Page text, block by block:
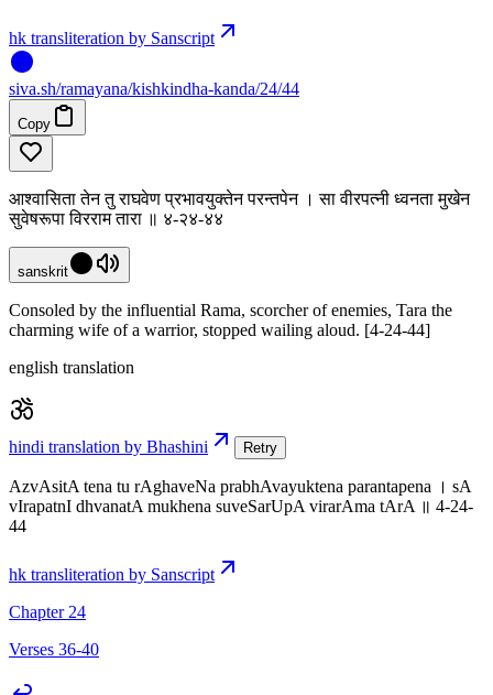
hk transliteration by Sanscript
siva.sh/ramayana/kishkindha-kanda/24/44
Copy
आश्वासिता तेन तु राघवेण प्रभावयुक्तेन परन्तपेन । सा वीरपत्नी ध्वनता मुखेन
सुवेषरूपा विरराम तारा ॥ ४-२४-४४
sanskrit
Consoled by the influential Rama, scorcher of enemies, Tara the
charming wife of a warrior, stopped wailing aloud. [4-24-44]
english translation
hindi translation by Bhashini Retry
AzvAsitA tena tu rAghaveNa prabhAvayuktena parantapena । sA
vIrapatnI dhvanatA mukhena suveSarUpA virarAma tArA ॥ 4-24-
44
hk transliteration by Sanscript
Chapter 24
Verses 36-40